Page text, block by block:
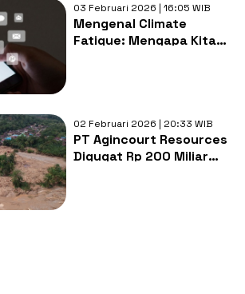
03 Februari 2026 | 16:05 WIB
Mengenal Climate
Fatigue: Mengapa Kita
02 Februari 2026 | 20:33 WIB
PT Agincourt Resources
Digugat Rp 200 Miliar